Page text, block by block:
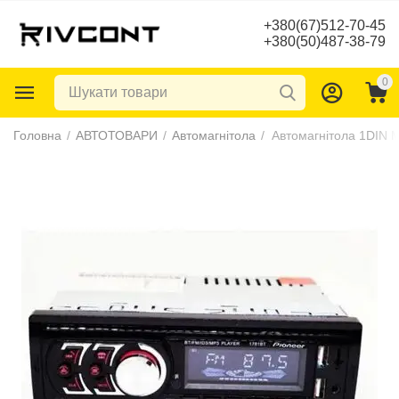
+380(67)512-70-45
+380(50)487-38-79
0
Головна / АВТОТОВАРИ / Автомагнітола /